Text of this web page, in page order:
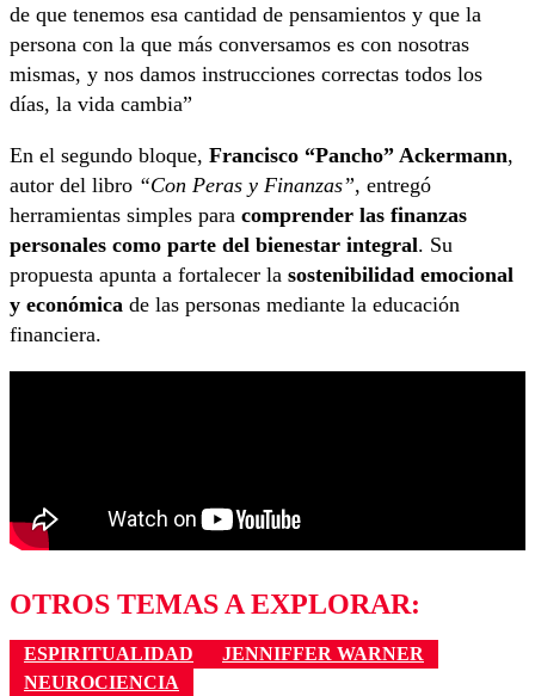
de que tenemos esa cantidad de pensamientos y que la
persona con la que más conversamos es con nosotras
mismas, y nos damos instrucciones correctas todos los
días, la vida cambia”
En el segundo bloque, Francisco “Pancho” Ackermann,
autor del libro “Con Peras y Finanzas”, entregó
herramientas simples para comprender las finanzas
personales como parte del bienestar integral. Su
propuesta apunta a fortalecer la sostenibilidad emocional
y económica de las personas mediante la educación
financiera.
OTROS TEMAS A EXPLORAR:
ESPIRITUALIDAD
JENNIFFER WARNER
NEUROCIENCIA